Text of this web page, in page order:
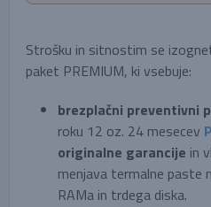
Strošku in sitnostim se
paket PREMIUM, ki vsebuje:
brezplačni preventivni
roku 12 oz. 24 mesecev
originalne garancije in
menjava termalne paste
RAMa in trdega diska.